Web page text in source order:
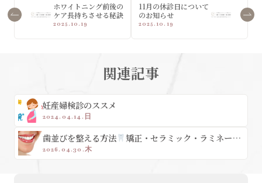
ホワイトニング前後の
ケア長持ちさせる秘訣
2025.10.19
11月の休診日について
のお知らせ
2025.10.19
関連記事
妊産婦検診のススメ
2024.04.14.日
歯並びを整える方法 矯正・セラミック・ラミネート
べニアの違い
2026.04.30.木